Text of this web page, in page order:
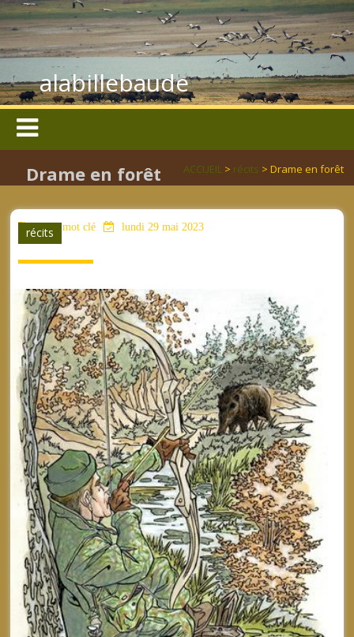
alabillebaude
Drame en forêt ACCUEIL> récits > Drame en forêt
récits
aucun mot clé lundi 29 mai 2023